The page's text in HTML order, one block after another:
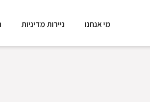
מי אנחנו ניירות מדיניות